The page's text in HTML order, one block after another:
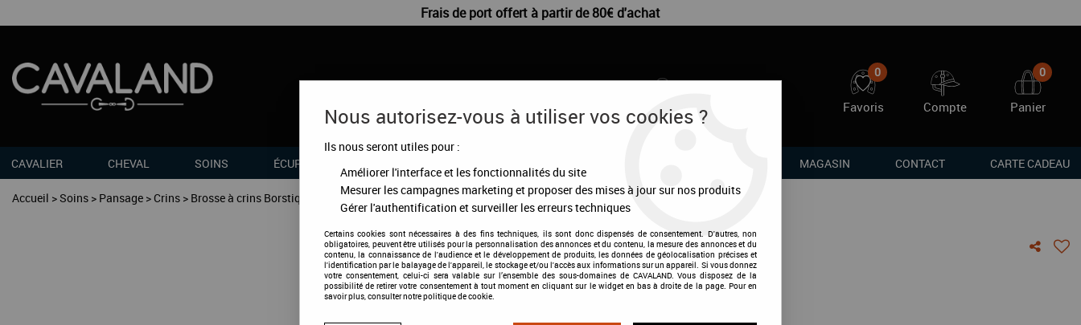
Frais de port offert à partir de 80€ d'achat
0
Favoris Compte
0
Panier
CAVALIER CHEVAL SOINS ÉCURIES MAGASIN CONTACT CARTE CADEAU
Accueil >Soins > Pansage >Crins > Brosse à crins Borstiq
Brosse à crins Borstiq
Nous autorisez-vous à utiliser vos cookies ?
Ils nous seront utiles pour :
Améliorer l'interface et les fonctionnalités du site
Mesurer les campagnes marketing et proposer des mises à jour sur nos produits
Gérer l'authentification et surveiller les erreurs techniques
Certains cookies sont nécessaires à des fins techniques, ils sont donc dispensés de consentement. D'autres, non
obligatoires, peuvent être utilisés pour la personnalisation des annonces et du contenu, la mesure des annonces et du
contenu, la connaissance de l'audience et le développement de produits, les données de géolocalisation précises et
l'identification par le balayage de l'appareil, le stockage et/ou l'accès aux informations sur un appareil. Si vous donnez
votre consentement, celui-ci sera valable sur l’ensemble des sous-domaines de CAVALAND. Vous disposez de la
possibilité de retirer votre consentement à tout moment en cliquant sur le widget en bas à droite de la page. Pour en
savoir plus, consulter notre politique de cookie.